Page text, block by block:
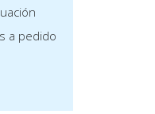
a pedido